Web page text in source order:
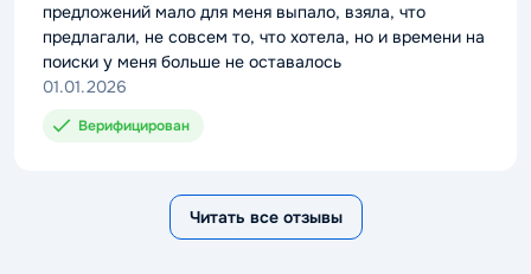
предложений мало для меня выпало, взяла, что
предлагали, не совсем то, что хотела, но и времени на
поиски у меня больше не оставалось
01.01.2026
Верифицирован
Читать все отзывы